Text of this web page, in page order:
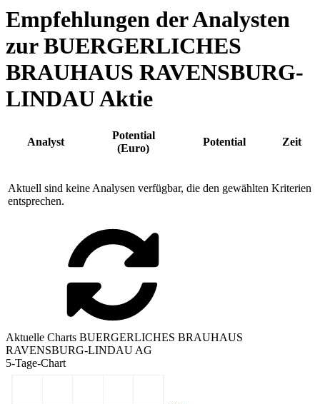
Empfehlungen der Analysten
zur BUERGERLICHES
BRAUHAUS RAVENSBURG-
LINDAU Aktie
Analyst
Potential
(Euro)
Potential Zeit
Aktuell sind keine Analysen verfügbar, die den gewählten Kriterien
entsprechen.
Aktuelle Charts BUERGERLICHES BRAUHAUS
RAVENSBURG-LINDAU AG
5-Tage-Chart